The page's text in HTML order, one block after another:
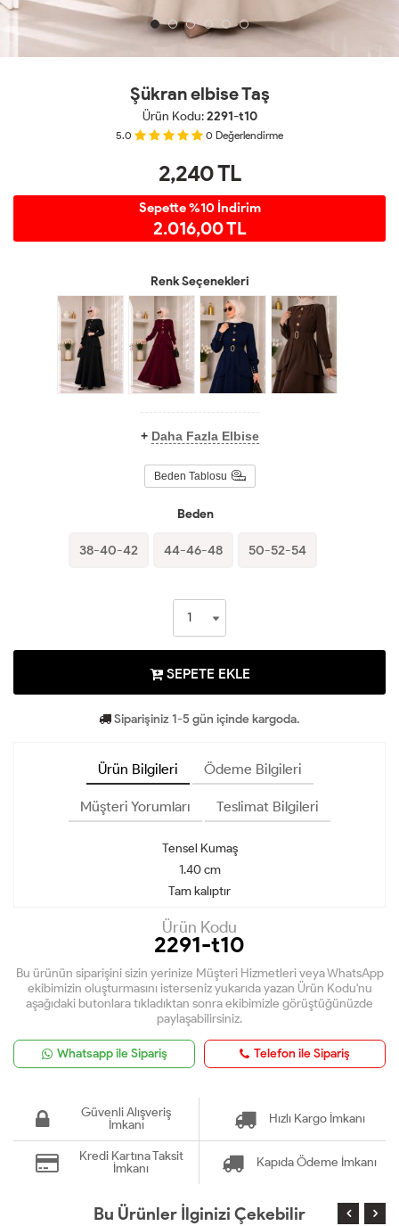
Şükran elbise Taş
Ürün Kodu:2291-t10
5.0 0 Değerlendirme
2,240TL
Sepette %10 İndirim
2.016,00 TL
Renk Seçenekleri
+ Daha Fazla Elbise
Beden Tablosu
Beden
38-40-42 44-46-48 50-52-54
SEPETE EKLE
Siparişiniz 1-5 gün içinde kargoda.
Ürün Bilgileri Ödeme Bilgileri
Müşteri Yorumları Teslimat Bilgileri
Tensel Kumaş
1.40 cm
Tam kalıptır
Ürün Kodu
2291-t10
Bu ürünün siparişini sizin yerinize Müşteri Hizmetleri veya WhatsApp
ekibimizin oluşturmasını isterseniz yukarıda yazan Ürün Kodu'nu
aşağıdaki butonlara tıkladıktan sonra ekibimizle görüştüğünüzde
paylaşabilirsiniz.
Whatsapp ile Sipariş Telefon ile Sipariş
Güvenli Alışveriş
İmkanı
Hızlı Kargo İmkanı
Kredi Kartına Taksit
İmkanı
Kapıda Ödeme İmkanı
Bu Ürünler İlginizi Çekebilir